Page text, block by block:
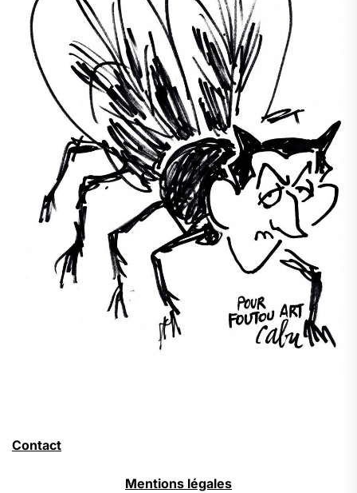
Contact
Mentions légales